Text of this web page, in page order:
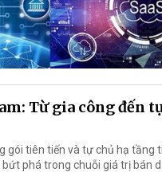
Từ gia công đến
gói tiên tiến và tự chủ hạ tầng
phá trong chuỗi giá trị bán